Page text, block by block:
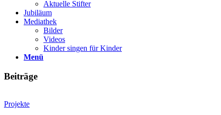
Aktuelle Stifter
Jubiläum
Mediathek
Bilder
Videos
Kinder singen für Kinder
Menü
Beiträge
Projekte